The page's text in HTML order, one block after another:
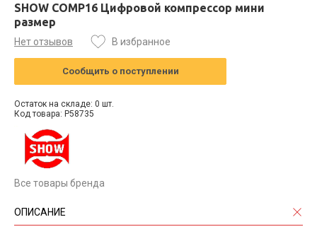
SHOW COMP16 Цифровой компрессор мини
размер
Нет отзывов В избранное
Сообщить о поступлении
Остаток на складе: 0 шт.
Код товара: P58735
Все товары бренда
ОПИСАНИЕ